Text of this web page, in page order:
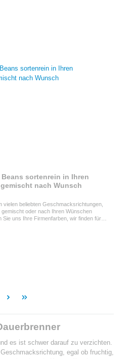
sortenrein in Ihren
nach Wunsch
vielen beliebten Geschmacksrichtungen,
oder nach Ihren Wünschen
Sie uns Ihre Firmenfarben, wir finden für
es ist schwer darauf zu verzichten.
egal ob fruchtig,